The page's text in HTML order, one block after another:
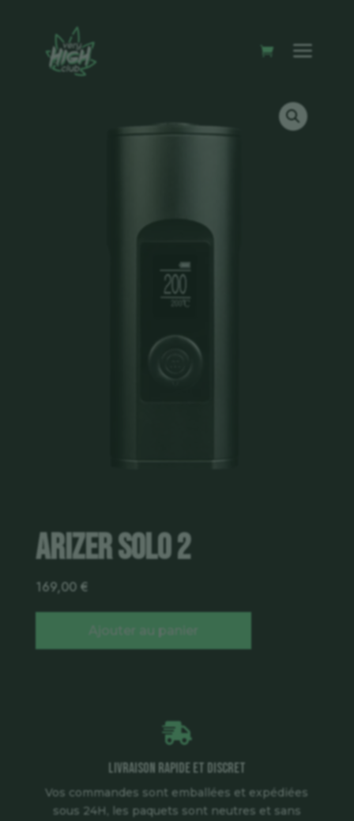
Arizer Solo 2
169,00 €
Ajouter au panier

Livraison rapide et discret
Vos commandes sont emballées et expédiées
sous 24H, les paquets sont neutres et sans